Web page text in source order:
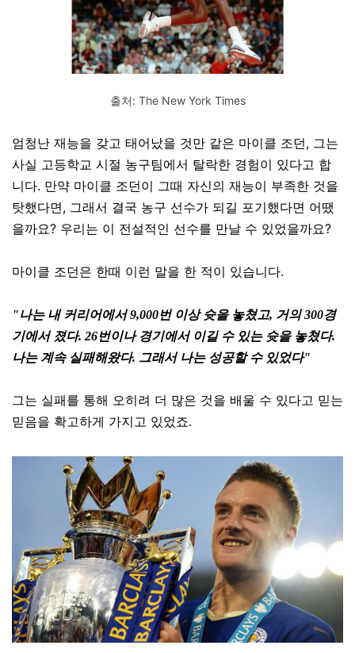
출처: The New York Times
엄청난 재능을 갖고 태어났을 것만 같은 마이클 조던, 그는
사실 고등학교 시절 농구팀에서 탈락한 경험이 있다고 합
니다. 만약 마이클 조던이 그때 자신의 재능이 부족한 것을
탓했다면, 그래서 결국 농구 선수가 되길 포기했다면 어땠
을까요? 우리는 이 전설적인 선수를 만날 수 있었을까요?
마이클 조던은 한때 이런 말을 한 적이 있습니다.
"나는 내 커리어에서 9,000번 이상 슛을 놓쳤고, 거의 300경
기에서 졌다. 26번이나 경기에서 이길 수 있는 슛을 놓쳤다.
나는 계속 실패해왔다. 그래서 나는 성공할 수 있었다"
그는 실패를 통해 오히려 더 많은 것을 배울 수 있다고 믿는
믿음을 확고하게 가지고 있었죠.